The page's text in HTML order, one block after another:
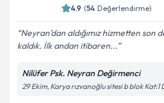
4.9 (54 Değerlendirme)
Neyran’dan aldığımız hizmetten son
kaldık. İlk andan itibaren...
Nilüfer Psk. Neyran Değirmenci
29 Ekim, Karya rızvanoğlu sitesi b blok Kat:1